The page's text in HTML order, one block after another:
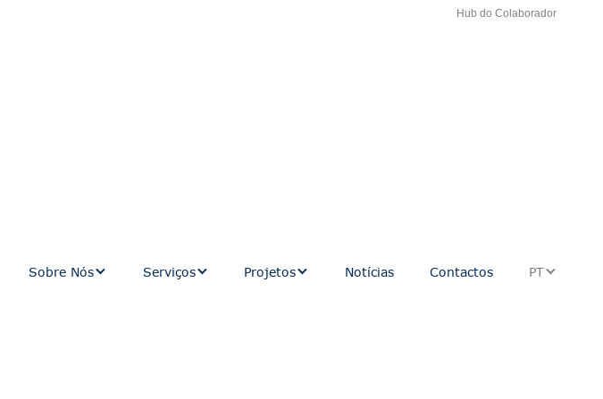
Hub do Colaborador
Sobre Nós Serviços Projetos Notícias Contactos PT